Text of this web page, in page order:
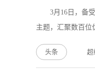
3月16日，备
主题，汇聚数百位
头条 超